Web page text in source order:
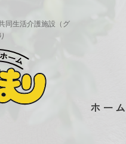
同生活介護施設（グ
ホーム